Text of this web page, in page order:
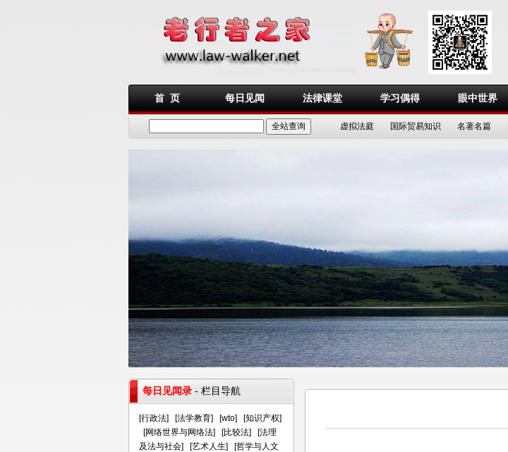
首 页 每日见闻 法律课堂 学习偶得 眼中世界
虚拟法庭 国际贸易知识 名著名篇
每日见闻录 - 栏目导航
[行政法] [法学教育] [wto] [知识产权]
[网络世界与网络法] [比较法] [法理
及法与社会] [艺术人生] [哲学与人文